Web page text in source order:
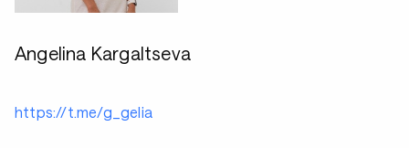
Angelina Kargaltseva
https://t.me/g_gelia